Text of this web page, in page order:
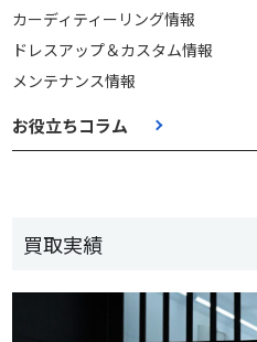
カーディティーリング情報
ドレスアップ＆カスタム情報
メンテナンス情報
お役立ちコラム
買取実績